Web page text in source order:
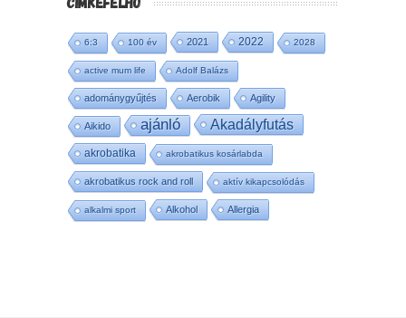
6:3 100 év 2021 2022 2028
active mum life Adolf Balázs
adománygyűjtés Aerobik Agility
Aikido ajánló Akadályfutás
akrobatika akrobatikus kosárlabda
akrobatikus rock and roll aktív kikapcsolódás
alkalmi sport Alkohol Allergia